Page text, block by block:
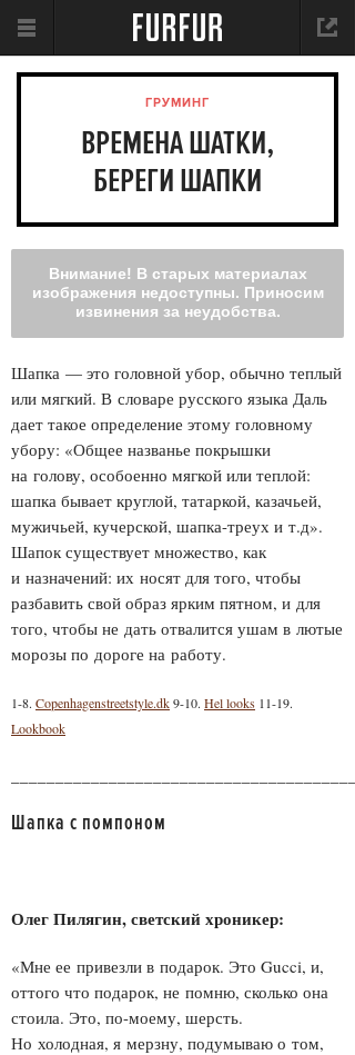
ГРУМИНГ
ВРЕМЕНА ШАТКИ,
БЕРЕГИ ШАПКИ
Внимание! В старых материалах
изображения недоступны. Приносим
извинения за неудобства.
Шапка — это головной убор, обычно теплый
или мягкий. В словаре русского языка Даль
дает такое определение этому головному
убору: «Общее названье покрышки
на голову, особоенно мягкой или теплой:
шапка бывает круглой, татаркой, казачьей,
мужичьей, кучерской, шапка-треух и т.д».
Шапок существует множество, как
и назначений: их носят для того, чтобы
разбавить свой образ ярким пятном, и для
того, чтобы не дать отвалится ушам в лютые
морозы по дороге на работу.
1-8. Copenhagenstreetstyle.dk9-10. Hel looks 11-19.
Lookbook
Шапка с помпоном
Олег Пилягин, светский хроникер:
«Мне ее привезли в подарок. Это Gucci, и,
оттого что подарок, не помню, сколько она
стоила. Это, по-моему, шерсть.
Но холодная, я мерзну, подумываю о том,